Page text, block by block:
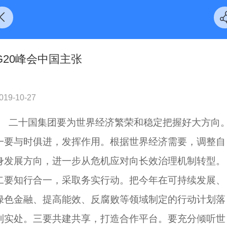
峰会中国主张
10-27
二十国集团要为世界经济繁荣和稳定把握好大方向
要与时俱进，发挥作用。根据世界经济需要，调整自
发展方向，进一步从危机应对向长效治理机制转型。
要知行合一，采取务实行动。把今年在可持续发展、
色金融、提高能效、反腐败等领域制定的行动计划落
实处。三要共建共享，打造合作平台。要充分倾听世